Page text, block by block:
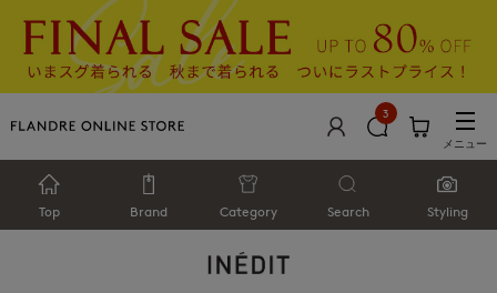
3
メニュー
Top Brand Category Search Styling